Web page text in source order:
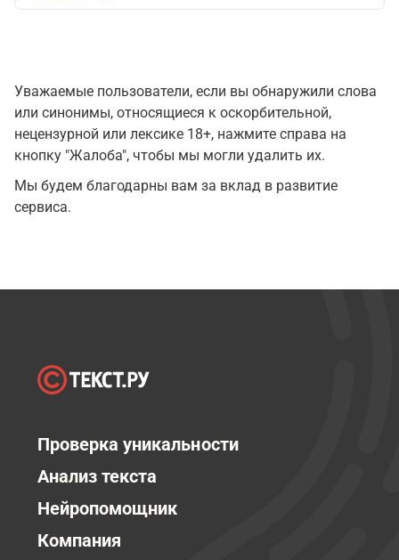
Уважаемые пользователи, если вы обнаружили слова
или синонимы, относящиеся к оскорбительной,
нецензурной или лексике 18+, нажмите справа на
кнопку "Жалоба", чтобы мы могли удалить их.
Мы будем благодарны вам за вклад в развитие
сервиса.
Проверка уникальности
Анализ текста
Нейропомощник
Компания